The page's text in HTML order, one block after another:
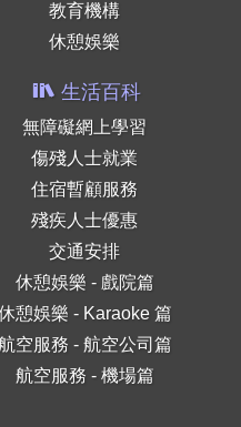
教育機構
休憩娛樂
生活百科
無障礙網上學習
傷殘人士就業
住宿暫顧服務
殘疾人士優惠
交通安排
休憩娛樂 - 戲院篇
憩娛樂 - Karaoke 篇
空服務 - 航空公司篇
航空服務 - 機場篇